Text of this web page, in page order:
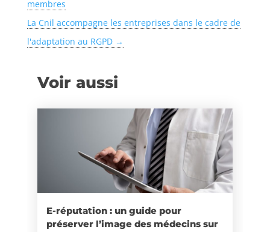
membres
La Cnil accompagne les entreprises dans le cadre de
l'adaptation au RGPD →
Voir aussi
E-réputation : un guide pour
préserver l’image des médecins sur